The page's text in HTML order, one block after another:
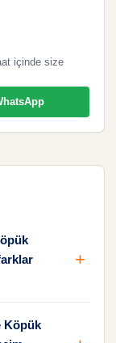
içinde size
Köpük